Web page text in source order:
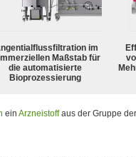
im
Maßstab für
die automatisierte
Bioprozessierung
ein Arzneistoffaus der Gruppe